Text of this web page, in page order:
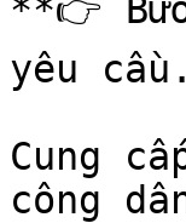
**👉
yêu cầu.
Cung
công